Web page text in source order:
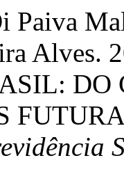
Paiva
DO